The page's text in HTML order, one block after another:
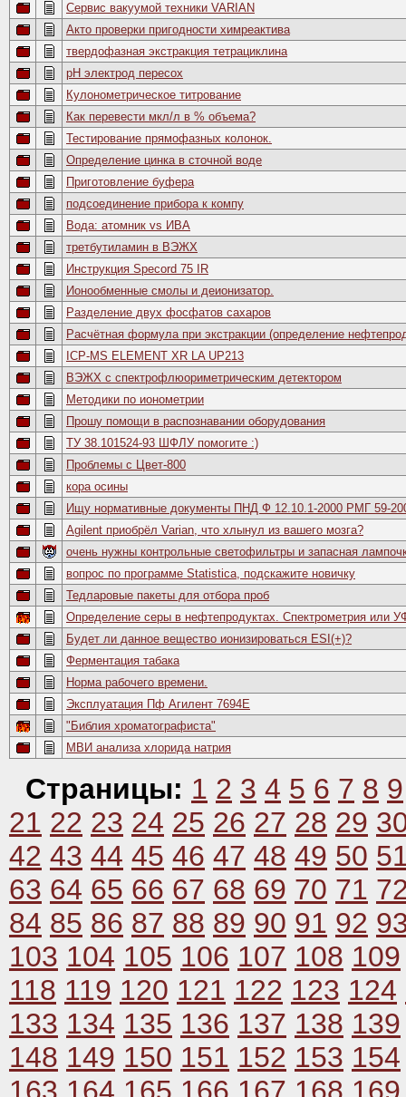
Сервис вакуумой техники VARIAN
Акто проверки пригодности химреактива
твердофазная экстракция тетрациклина
рH электрод пересох
Кулонометрическое титрование
Как перевести мкл/л в % объема?
Тестирование прямофазных колонок.
Определение цинка в сточной воде
Приготовление буфера
подсоединение прибора к компу
Вода: атомник vs ИВА
третбутиламин в ВЭЖХ
Инструкция Specord 75 IR
Ионообменные смолы и деионизатор.
Разделение двух фосфатов сахаров
Расчётная формула при экстракции (определение
ICP-MS ELEMENT XR LA UP213
ВЭЖХ с спектрофлюориметрическим детектором
Методики по ионометрии
Прошу помощи в распознавании оборудования
ТУ 38.101524-93 ШФЛУ помогите :)
Проблемы с Цвет-800
кора осины
Ищу нормативные документы ПНД Ф 12.10.1-2000 РМГ 59-
Agilent приобрёл Varian, что хлынул из вашего мозга?
очень нужны контрольные светофильтры и запасная
вопрос по программе Statistica, подскажите новичку
Тедларовые пакеты для отбора проб
Определение серы в нефтепродуктах. Спектрометрия или
Будет ли данное вещество ионизироваться ESI(+)?
Ферментация табака
Норма рабочего времени.
Эксплуатация Пф Агилент 7694Е
"Библия хроматографиста"
МВИ анализа хлорида натрия
Страницы: 1 2 3 4 5 6 7 8 9
21 22 23 24 25 26 27 28 29
42 43 44 45 46 47 48 49 50
63 64 65 66 67 68 69 70 71
84 85 86 87 88 89 90 91 92
103 104 105 106 107 108 109
118 119 120 121 122 123 124
133 134 135 136 137 138 139
148 149 150 151 152 153 154